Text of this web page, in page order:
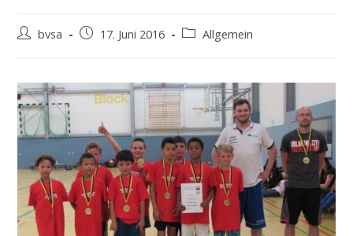
Beitrags-
bvsa
Beitrag17. Juni 2016
Beitrags-
Allgemein